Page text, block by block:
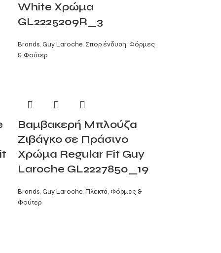
White Χρώμα
GL2225209R_3
Brands, Guy Laroche, Σπορ ένδυση, Φόρμες
& Φούτερ
Βαμβακερή Μπλούζα
Ζιβάγκο σε Πράσινο
Χρώμα Regular Fit Guy
Laroche GL2227850_19
Brands, Guy Laroche, Πλεκτά, Φόρμες &
Φούτερ